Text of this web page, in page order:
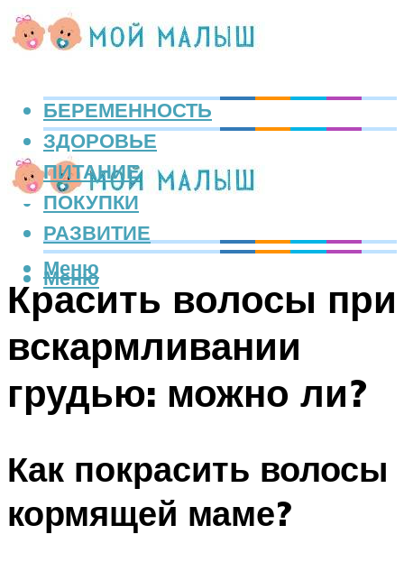
БЕРЕМЕННОСТЬ
ЗДОРОВЬЕ
ПИТАНИЕ
ПОКУПКИ
РАЗВИТИЕ
Меню
Меню
Красить волосы при
вскармливании
грудью: можно ли?
Как покрасить волосы
кормящей маме?